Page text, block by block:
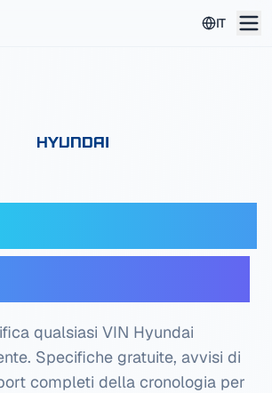
IT
qualsiasi VIN Hyundai
Specifiche gratuite, avvisi di
completi della cronologia per